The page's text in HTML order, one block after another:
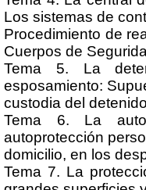
Los sistemas de
Procedimiento de
Cuerpos de
Tema 5. La
esposamiento:
custodia del
Tema 6. La
autoprotección
domicilio, en los
Tema 7. La